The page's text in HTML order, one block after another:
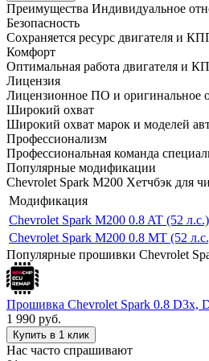
Преимущества Индивидуальное
Безопасность
Сохраняется ресурс двигателя и
Комфорт
Оптимальная работа двигателя и
Лицензия
Лицензионное ПО и оригинальное
Широкий охват
Широкий охват марок и моделей
Профессионализм
Профессиональная команда
Популярные модификации
Chevrolet Spark M200 Хетчбэк для
Модификация
Chevrolet Spark M200 0.8 AT (52 л.с.)
Chevrolet Spark M200 0.8 MT (52
Популярные прошивки Chevrolet
Прошивка Chevrolet Spark 0.8 D3x,
1 990 руб.
Купить в 1 клик
Нас часто спрашивают